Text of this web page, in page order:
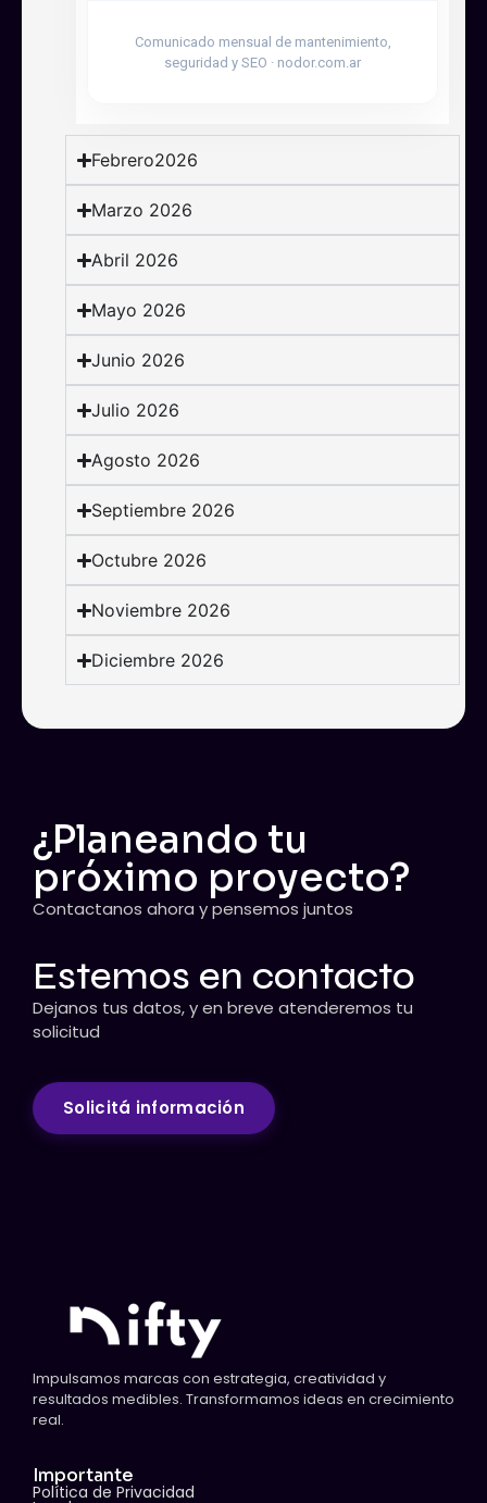
Comunicado mensual de mantenimiento,
seguridad y SEO · nodor.com.ar
Febrero2026
Marzo 2026
Abril 2026
Mayo 2026
Junio 2026
Julio 2026
Agosto 2026
Septiembre 2026
Octubre 2026
Noviembre 2026
Diciembre 2026
¿Planeando tu
próximo proyecto?
Contactanos ahora y pensemos juntos
Estemos en contacto
Dejanos tus datos, y en breve atenderemos tu
solicitud
Solicitá información
Impulsamos marcas con estrategia, creatividad y
resultados medibles. Transformamos ideas en crecimiento
real.
Importante
Política de Privacidad